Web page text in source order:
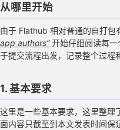
从哪里开始
由于 Flathub 相对普通的自打包
app authors”开始仔细阅读每一
于提交流程出发，记录整个过程
1. 基本要求
这里是一些基本要求，这里整理
面内容只截至到本文发表时间